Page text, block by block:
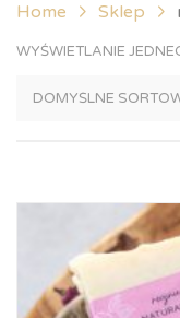
Home Sklep
WYŚWIETLANIE